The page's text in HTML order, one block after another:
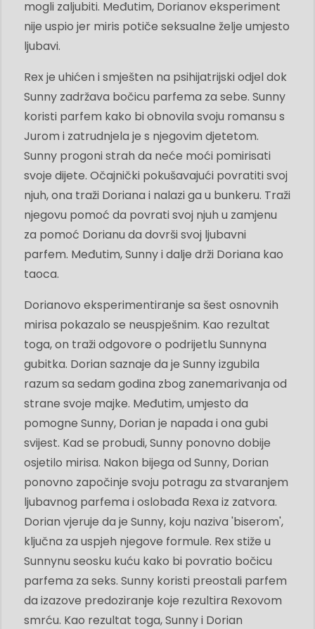
mogli zaljubiti. Međutim, Dorianov eksperiment
nije uspio jer miris potiče seksualne želje umjesto
ljubavi.
Rex je uhićen i smješten na psihijatrijski odjel dok
Sunny zadržava bočicu parfema za sebe. Sunny
koristi parfem kako bi obnovila svoju romansu s
Jurom i zatrudnjela je s njegovim djetetom.
Sunny progoni strah da neće moći pomirisati
svoje dijete. Očajnički pokušavajući povratiti svoj
njuh, ona traži Doriana i nalazi ga u bunkeru. Traži
njegovu pomoć da povrati svoj njuh u zamjenu
za pomoć Dorianu da dovrši svoj ljubavni
parfem. Međutim, Sunny i dalje drži Doriana kao
taoca.
Dorianovo eksperimentiranje sa šest osnovnih
mirisa pokazalo se neuspješnim. Kao rezultat
toga, on traži odgovore o podrijetlu Sunnyna
gubitka. Dorian saznaje da je Sunny izgubila
razum sa sedam godina zbog zanemarivanja od
strane svoje majke. Međutim, umjesto da
pomogne Sunny, Dorian je napada i ona gubi
svijest. Kad se probudi, Sunny ponovno dobije
osjetilo mirisa. Nakon bijega od Sunny, Dorian
ponovno započinje svoju potragu za stvaranjem
ljubavnog parfema i oslobađa Rexa iz zatvora.
Dorian vjeruje da je Sunny, koju naziva 'biserom',
ključna za uspjeh njegove formule. Rex stiže u
Sunnynu seosku kuću kako bi povratio bočicu
parfema za seks. Sunny koristi preostali parfem
da izazove predoziranje koje rezultira Rexovom
smrću. Kao rezultat toga, Sunny i Dorian